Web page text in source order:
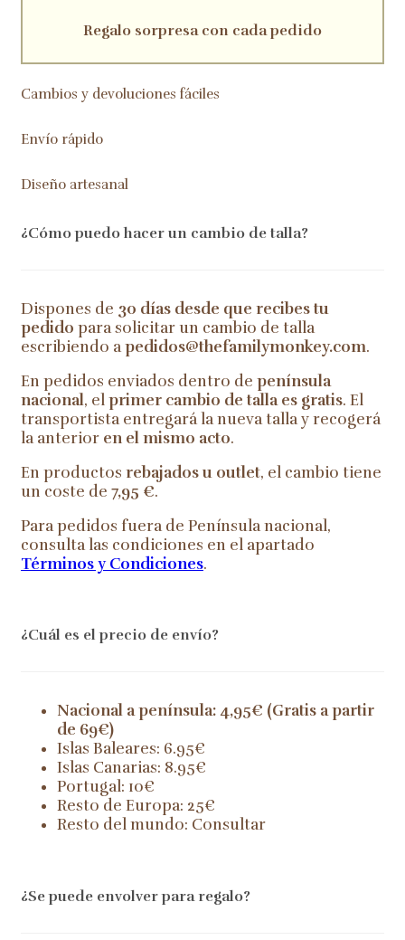
Regalo sorpresa con cada pedido
Cambios y devoluciones fáciles
Envío rápido
Diseño artesanal
¿Cómo puedo hacer un cambio de talla?
Dispones de 30 días desde que recibes tu
pedido para solicitar un cambio de talla
escribiendo apedidos@thefamilymonkey.com.
En pedidos enviados dentro de península
nacional, elprimer cambio de talla es gratis. El
transportista entregará la nueva talla y recogerá
la anterior en el mismo acto.
En productos rebajados u outlet, el cambio tiene
un coste de 7,95 €.
Para pedidos fuera de Península nacional,
consulta las condiciones en el apartado
Términos y Condiciones.
¿Cuál es el precio de envío?
Nacional a península: 4,95€ (Gratis a partir
de 69€)
Islas Baleares: 6.95€
Islas Canarias: 8.95€
Portugal: 10€
Resto de Europa: 25€
Resto del mundo: Consultar
¿Se puede envolver para regalo?